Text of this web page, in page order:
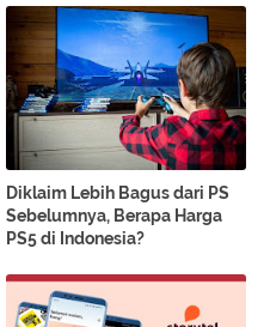
Diklaim Lebih Bagus dari PS
Sebelumnya, Berapa Harga
PS5 di Indonesia?